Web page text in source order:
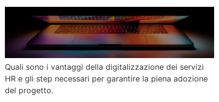
Quali sono i vantaggi della digitalizzazione dei servizi
HR e gli step necessari per garantire la piena adozione
del progetto.